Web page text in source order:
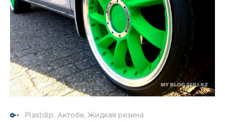
Plastdip Актобе, Жидкая резина